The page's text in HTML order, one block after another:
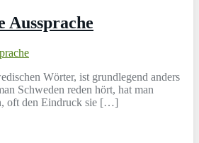
Aussprache
Wörter, ist grundlegend anders
Schweden reden hört, hat man
oft den Eindruck sie […]